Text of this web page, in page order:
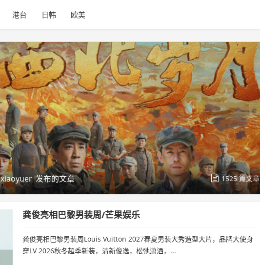
港台 日韩 欧美
xiaoyuer发布的文章 1525 篇文章
龚俊亮相巴黎男装周/芒果娱乐
龚俊亮相巴黎男装周Louis Vuitton 2027春夏男装大秀造型大片，品牌大使身
穿LV 2026秋冬超季新装，清新俊逸，松弛潇洒，...